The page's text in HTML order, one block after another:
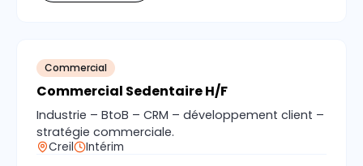
Commercial
Commercial Sedentaire H/F
Industrie – BtoB – CRM – développement client –
stratégie commerciale.
Creil Intérim